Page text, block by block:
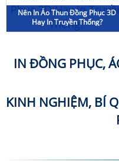
Nên In Áo Thun Đồng Phục 3D
Hay In Truyền Thống?
IN ĐỒNG PHỤC,
KINH NGHIỆM, BÍ